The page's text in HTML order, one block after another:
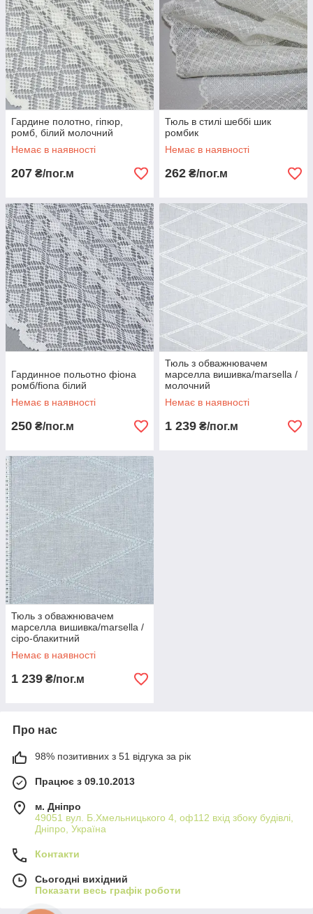
Гардине полотно, гіпюр,
ромб, білий молочний
Немає в наявності
207 ₴/пог.м
Тюль в стилі шеббі шик
ромбик
Немає в наявності
262 ₴/пог.м
Гардинное польотно фіона
ромб/fiona білий
Немає в наявності
250 ₴/пог.м
Тюль з обважнювачем
марселла вишивка/marsella /
молочний
Немає в наявності
1 239 ₴/пог.м
Тюль з обважнювачем
марселла вишивка/marsella /
сіро-блакитний
Немає в наявності
1 239 ₴/пог.м
Про нас
98% позитивних з 51 відгука за рік
Працює з 09.10.2013
м. Дніпро
49051 вул. Б.Хмельницького 4, оф112 вхід збоку будівлі,
Дніпро, Україна
Контакти
Сьогодні вихідний
Показати весь графік роботи